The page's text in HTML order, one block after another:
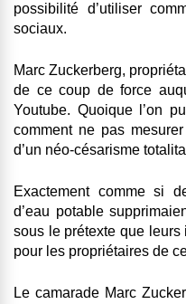
possibilité d’utiliser
sociaux.
Marc Zuckerberg,
de ce coup de force
Youtube. Quoique l’on
comment ne pas
d’un néo-césarisme
Exactement comme si
d’eau potable
sous le prétexte que
pour les propriétaires de
Le camarade Marc